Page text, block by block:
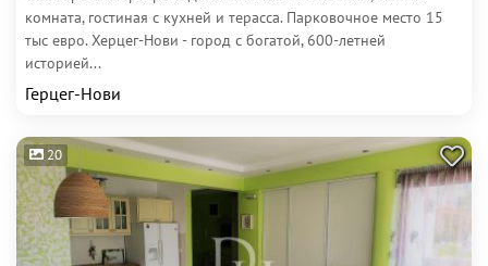
комната, гостиная с кухней и терасса. Парковочное место 15
тыс евро. Херцег-Нови - город с богатой, 600-летней
историей...
Герцег-Нови
20